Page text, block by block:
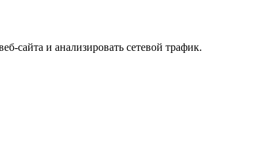
сайта и анализировать сетевой трафик.